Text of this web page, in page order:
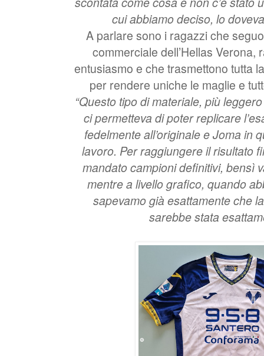
cui abbiamo deciso, lo
A parlare sono i ragazzi che
commerciale dell’Hellas Verona,
entusiasmo e che trasmettono tutta
per rendere uniche le maglie e
“Questo tipo di materiale, più
ci permetteva di poter replicare
fedelmente all’originale e Joma in
lavoro. Per raggiungere il risultato
mandato campioni definitivi, bensì
mentre a livello grafico, quando
sapevamo già esattamente che
sarebbe stata